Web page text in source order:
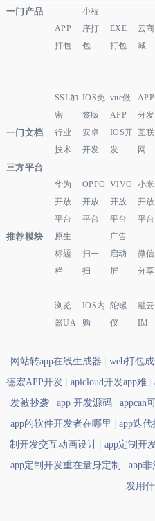
一门产品
APP
打包
小程
序打
包
EXE
打包
云商
城
SSL加
密
IOS免
签版
vue做
APP
APP
分发
一门文档
行业
技术
安卓
开发
IOS开
发
互联
网
三方平台
华为
开放
平台
OPPO
开放
平台
VIVO
开放
平台
小米
开放
平台
推荐模块
原生
标题
栏
扫一
扫
广告
启动
屏
微信
分享
浏览
器UA
IOS内
购
陀螺
仪
融云
IM
网站转app在线生成器 |web打包
德宏APP开发
|apicloud开发app难 |
发被抄袭
|app 开发源码 |appcan
app的软件开发者在哪里
app迭
制开发交互动画设计
|app定制开
app定制开发重在量身定制
app
发用